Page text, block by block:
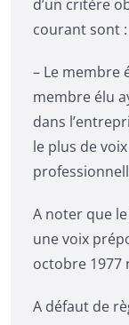
d’un critère
courant sont :
– Le membre
membre élu
dans
le plus de
A noter que
une voix
octobre 1977
A défaut de